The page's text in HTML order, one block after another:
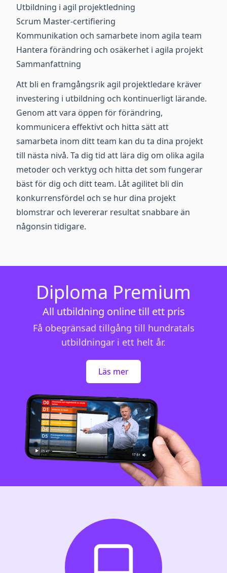
Utbildning i agil projektledning
Scrum Master-certifiering
Kommunikation och samarbete inom agila team
Hantera förändring och osäkerhet i agila projekt
Sammanfattning
Att bli en framgångsrik agil projektledare kräver
investering i utbildning och kontinuerligt lärande.
Genom att vara öppen för förändring,
kommunicera effektivt och hitta sätt att
samarbeta inom ditt team kan du ta dina projekt
till nästa nivå. Ta dig tid att lära dig om olika agila
metoder och verktyg och hitta det som fungerar
bäst för dig och ditt team. Låt agilitet bli din
konkurrensfördel och se hur dina projekt
blomstrar och levererar resultat snabbare än
någonsin tidigare.
Diploma Premium
All utbildning online till ett pris
Få obegränsad tillgång till hundratals
utbildningar i ett helt år.
Läs mer